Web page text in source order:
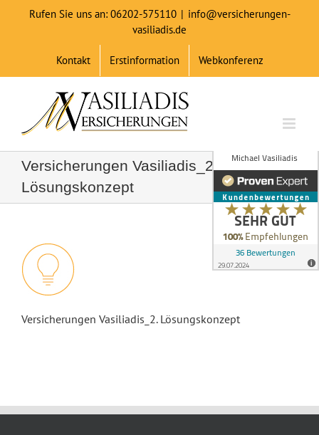
Rufen Sie uns an: 06202-575110 | info@versicherungen-
vasiliadis.de
Kontakt Erstinformation Webkonferenz
Versicherungen Vasiliadis_2.
Lösungskonzept
Versicherungen Vasiliadis_2. Lösungskonzept